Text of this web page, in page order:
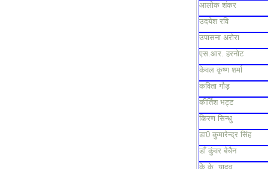
आलोक शंकर
उदयेश रवि
उपासना अरोरा
एस.आर. हरनोट
केवल कृष्ण शर्मा
कविता गौड़
कीर्तिश भट्ट
किरण सिन्धु
डा0 कुमारेन्द्र सिंह
डाँ कुंवर बेचैन
के.के. यादव